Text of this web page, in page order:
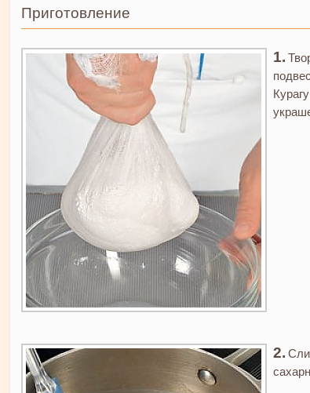
Приготовление